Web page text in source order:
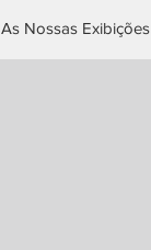
As Nossas Exibições